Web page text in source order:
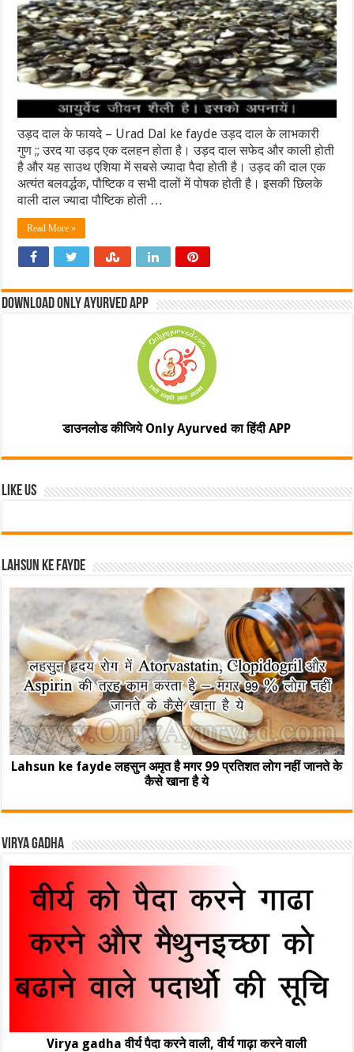
उड़द दाल के फायदे – Urad Dal ke fayde उड़द दाल के लाभकारी
गुण ;; उरद या उड़द एक दलहन होता है। उड़द दाल सफेद और काली होती
है और यह साउथ एशिया में सबसे ज्‍यादा पैदा होती है। उड़द की दाल एक
अत्यंत बलवर्द्धक, पौष्टिक व सभी दालों में पोषक होती है। इसकी छिलके
वाली दाल ज्यादा पौष्टिक होती …
Read More »
Download Only Ayurved App
डाउनलोड कीजिये Only Ayurved का हिंदी APP
Like Us
Lahsun ke fayde
Lahsun ke fayde लहसुन अमृत है मगर 99 प्रतिशत लोग नहीं जानते के
कैसे खाना है ये
Virya Gadha
Virya gadha वीर्य पैदा करने वाली, वीर्य गाढ़ा करने वाली